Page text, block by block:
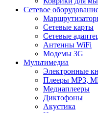
Сетевое
Сетевые карты
Сетевые
Антенны WiFi
Модемы 3G
Мультимедиа
Электронные
Плееры MP3,
Медиаплееры
Диктофоны
Акустика